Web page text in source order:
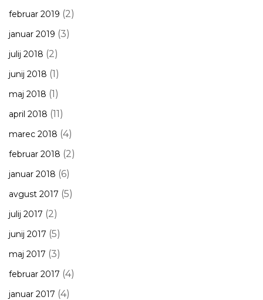
februar 2019 (2)
januar 2019 (3)
julij 2018 (2)
junij 2018 (1)
maj 2018 (1)
april 2018 (11)
marec 2018 (4)
februar 2018 (2)
januar 2018 (6)
avgust 2017 (5)
julij 2017 (2)
junij 2017 (5)
maj 2017 (3)
februar 2017 (4)
januar 2017 (4)